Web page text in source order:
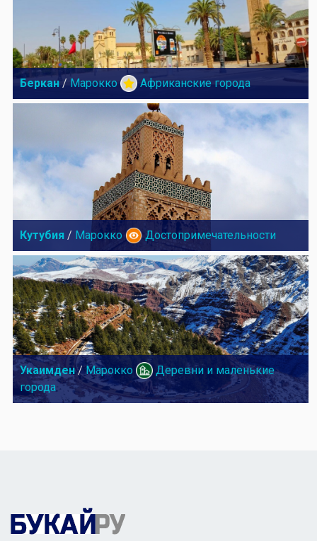
Беркан / Марокко Африканские города
Кутубия / Марокко Достопримечательности
Укаимден/ Марокко
Деревни и маленькие
города